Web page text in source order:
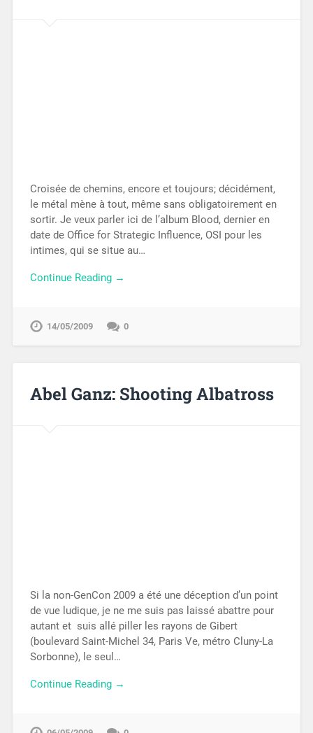
Croisée de chemins, encore et toujours; décidément,
le métal mène à tout, même sans obligatoirement en
sortir. Je veux parler ici de l’album Blood, dernier en
date de Office for Strategic Influence, OSI pour les
intimes, qui se situe au…
Continue Reading →
14/05/2009 0
Abel Ganz: Shooting Albatross
Si la non-GenCon 2009 a été une déception d’un point
de vue ludique, je ne me suis pas laissé abattre pour
autant et suis allé piller les rayons de Gibert
(boulevard Saint-Michel 34, Paris Ve, métro Cluny-La
Sorbonne), le seul…
Continue Reading →